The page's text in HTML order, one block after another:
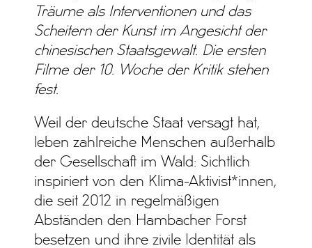
Träume als Interventionen und das
Scheitern der Kunst im Angesicht der
chinesischen Staatsgewalt. Die ersten
Filme der 10. Woche der Kritik stehen
fest.
Weil der deutsche Staat versagt hat,
leben zahlreiche Menschen außerhalb
der Gesellschaft im Wald: Sichtlich
inspiriert von den Klima-Aktivist*innen,
die seit 2012 in regelmäßigen
Abständen den Hambacher Forst
besetzen und ihre zivile Identität als